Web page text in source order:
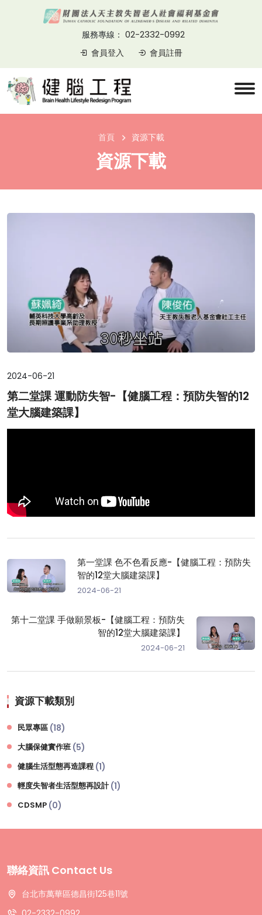
服務專線： 02-2332-0992
會員登入 會員註冊
首頁 資源下載
資源下載
2024-06-21
第二堂課 運動防失智-【健腦工程：預防失智的12
堂大腦建築課】
第一堂課 色不色看反應-【健腦工程：預防失
智的12堂大腦建築課】
2024-06-21
第十二堂課 手做願景板-【健腦工程：預防失
智的12堂大腦建築課】
2024-06-21
資源下載類別
民眾專區 (18)
大腦保健實作班 (5)
健腦生活型態再造課程 (1)
輕度失智者生活型態再設計(1)
CDSMP (0)
聯絡資訊 Contact Us
台北市萬華區德昌街125巷11號